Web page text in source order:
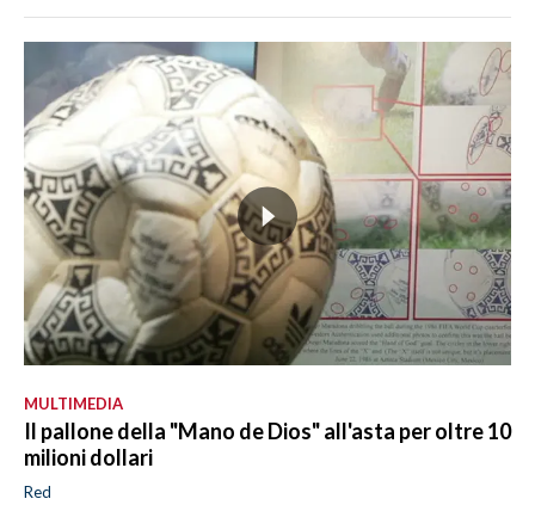
MULTIMEDIA
Il pallone della "Mano de Dios" all'asta per oltre 10
milioni dollari
Red